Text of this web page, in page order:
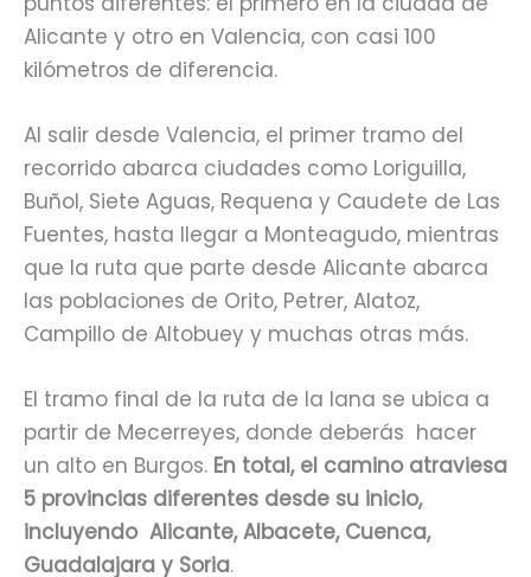
Alicante y otro en Valencia, con casi 100
kilómetros de diferencia.
Al salir desde Valencia, el primer tramo del
recorrido abarca ciudades como Loriguilla,
Buñol, Siete Aguas, Requena y Caudete de Las
Fuentes, hasta llegar a Monteagudo, mientras
que la ruta que parte desde Alicante abarca
las poblaciones de Orito, Petrer, Alatoz,
Campillo de Altobuey y muchas otras más.
El tramo final de la ruta de la lana se ubica a
partir de Mecerreyes, donde deberás hacer
un alto en Burgos. En total, el camino atraviesa
5 provincias diferentes desde su inicio,
incluyendo Alicante, Albacete, Cuenca,
Guadalajara y Soria.